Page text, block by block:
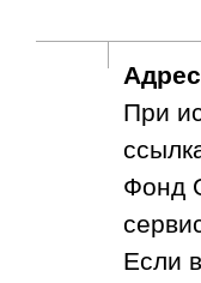
При
Фонд
Если